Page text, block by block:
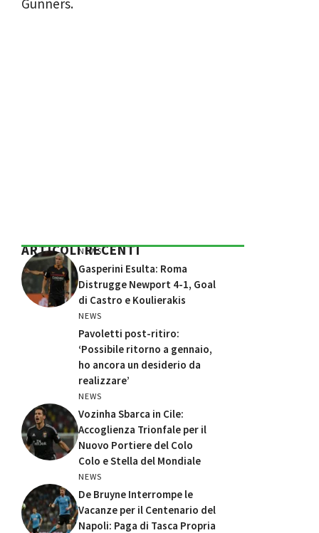
Gunners.
ARTICOLI RECENTI
NEWS
Gasperini Esulta: Roma
Distrugge Newport 4-1, Goal
di Castro e Koulierakis
NEWS
Pavoletti post-ritiro:
‘Possibile ritorno a gennaio,
ho ancora un desiderio da
realizzare’
NEWS
Vozinha Sbarca in Cile:
Accoglienza Trionfale per il
Nuovo Portiere del Colo
Colo e Stella del Mondiale
NEWS
De Bruyne Interrompe le
Vacanze per il Centenario del
Napoli: Paga di Tasca Propria